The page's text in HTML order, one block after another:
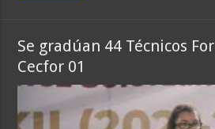
Se gradúan 44 Técnicos
Cecfor 01